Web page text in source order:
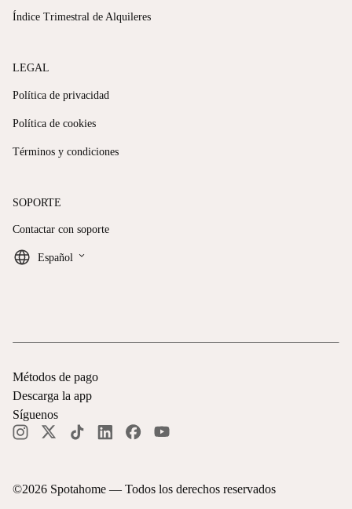
Índice Trimestral de Alquileres
LEGAL
Política de privacidad
Política de cookies
Términos y condiciones
SOPORTE
Contactar con soporte
Español keyboard_arrow_down
©2026 Spotahome — Todos los derechos reservados
Métodos de pago
Descarga la app
Síguenos